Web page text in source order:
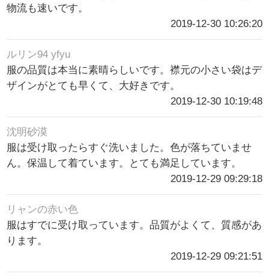
物流も速いです。
2019-12-30 10:26:20
ルリン94 yfyu
服の品質は本当に素晴らしいです。襟元の小さい袋はデ
ザインがとても早くて、大好きです。
2019-12-30 10:19:48
沈明砂漠
服は受け取ったらすぐ洗いました。色が落ちていませ
ん。保温して着ています。とても満足しています。
2019-12-29 09:29:18
リャンの赤い色
服はすでに受け取っています。品質がよくて、質感があ
ります。
2019-12-29 09:21:51